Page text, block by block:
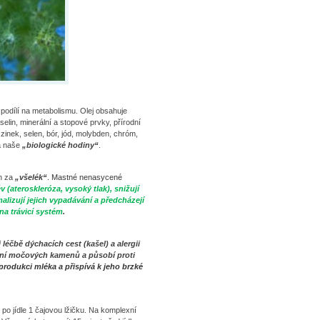
na metabolismu. Olej obsahuje
minerální a stopové prvky, přírodní
selen, bór, jód, molybden, chróm,
naše „biologické hodiny“.
za „všelék“. Mastné nenasycené
(ateroskleróza, vysoký tlak), snižují
jejich vypadávání a předcházejí
trávicí systém.
dýchacích cest (kašel) a alergii
močových kamenů a působí proti
mléka a přispívá k jeho brzké
jídle 1 čajovou lžičku. Na komplexní